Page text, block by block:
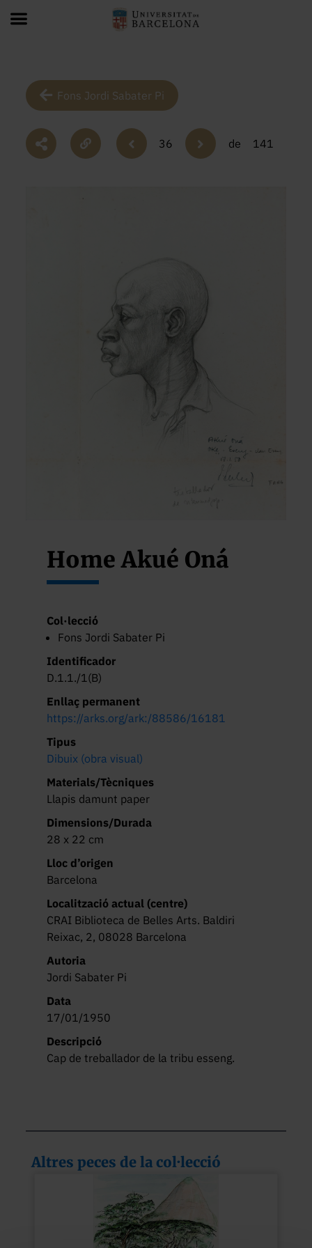
Fons Jordi Sabater Pi
36 de 141
Home Akué Oná
Col·lecció
Fons Jordi Sabater Pi
Identificador
D.1.1./1(B)
Enllaç permanent
https://arks.org/ark:/88586/16181
Tipus
Dibuix (obra visual)
Materials/Tècniques
Llapis damunt paper
Dimensions/Durada
28 x 22 cm
Lloc d’origen
Barcelona
Localització actual (centre)
CRAI Biblioteca de Belles Arts. Baldiri
Reixac, 2, 08028 Barcelona
Autoria
Jordi Sabater Pi
Data
17/01/1950
Descripció
Cap de treballador de la tribu esseng.
Altres peces de la col·lecció